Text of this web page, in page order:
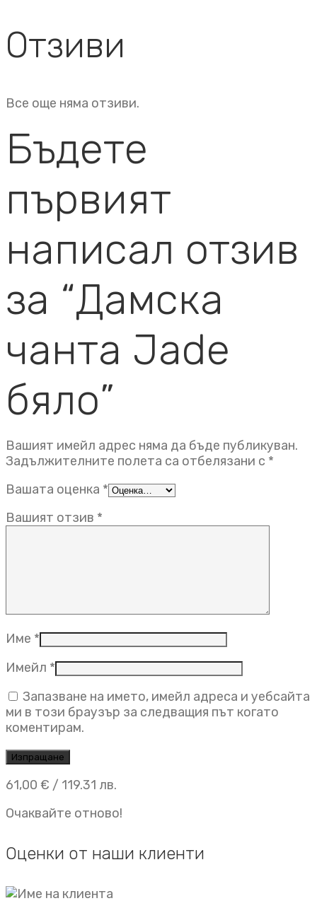
Отзиви
Все още няма отзиви.
Бъдете
първият
написал отзив
за “Дамска
чанта Jade
бяло”
Вашият имейл адрес няма да бъде публикуван.
Задължителните полета са отбелязани с *
Вашата оценка *
Вашият отзив *
Име *
Имейл *
Запазване на името, имейл адреса и уебсайта
ми в този браузър за следващия път когато
коментирам.
61,00 € / 119.31 лв.
Очаквайте отново!
Оценки от наши клиенти